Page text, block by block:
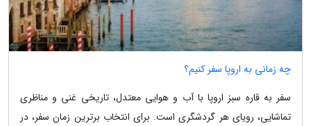
چه زمانی به اروپا سفر کنیم؟
سفر به قاره سبز اروپا با آب و هوایی معتدل، تاریخی غنی و مناظری
تماشایی، رویای هر گردشگری است. برای انتخاب برترین زمان سفر، در